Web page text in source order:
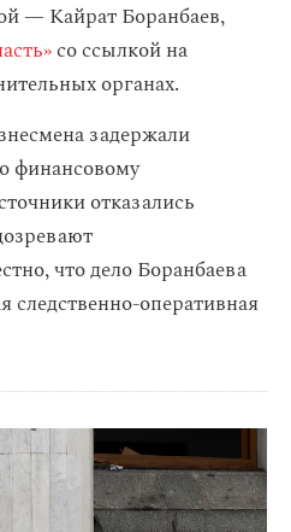
— Кайрат Боранбаев,
со ссылкой на
органах.
задержали
финансовому
отказались
что дело Боранбаева
следственно-оперативная